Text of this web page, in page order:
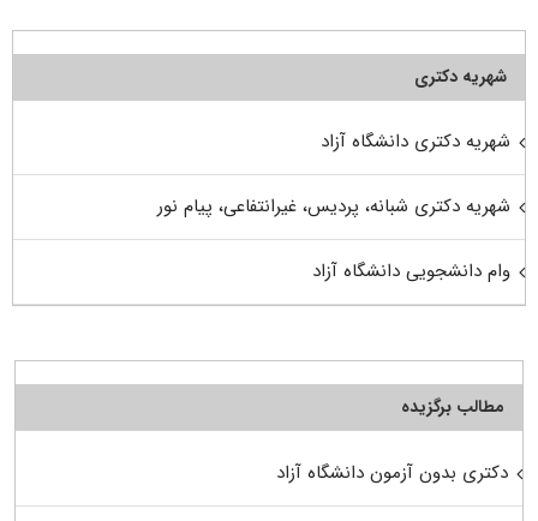
شهریه دکتری
شهریه دکتری دانشگاه آزاد
شهریه دکتری شبانه، پردیس، غیرانتفاعی، پیام نور
وام دانشجویی دانشگاه آزاد
مطالب برگزیده
دکتری بدون آزمون دانشگاه آزاد